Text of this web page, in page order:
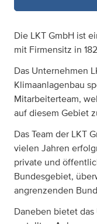
Die LKT GmbH ist
mit Firmensitz in
Das Unternehmen
Klimaanlagenbau
Mitarbeiterteam,
auf diesem Gebiet
Das Team der LKT
vielen Jahren
private und
Bundesgebiet,
angrenzenden
Daneben bietet